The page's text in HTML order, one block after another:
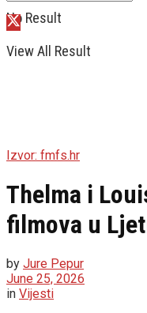
No Result
View All Result
Izvor: fmfs.hr
Thelma i
filmova u
by Jure Pepur
June 25, 2026
in Vijesti